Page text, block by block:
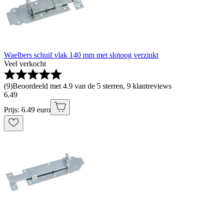
Waelbers schuif vlak 140 mm met slotoog verzinkt
Veel verkocht
(9)Beoordeeld met 4.9 van de 5 sterren, 9 klantreviews
6.49
Prijs: 6.49 euro